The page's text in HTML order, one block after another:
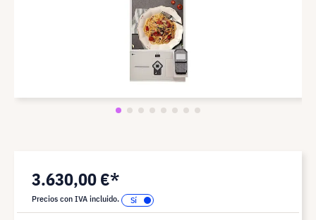
3.630,00 €*
Precios con IVA incluido.